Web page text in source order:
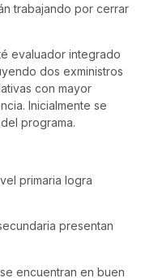
trabajando por cerrar
evaluador integrado
dos exministros
con mayor
Inicialmente se
programa.
primaria logra
presentan
encuentran en buen